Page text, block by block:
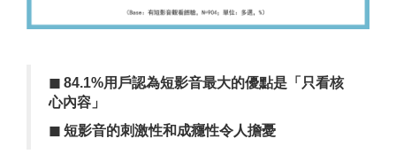
◼︎ 84.1%用戶認為短影音最大的優點是「只看核
心內容」
◼︎ 短影音的刺激性和成癮性令人擔憂